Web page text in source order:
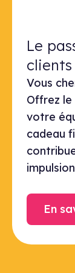
Le
Le
Vous
Offrez le
votre
cadeau
En